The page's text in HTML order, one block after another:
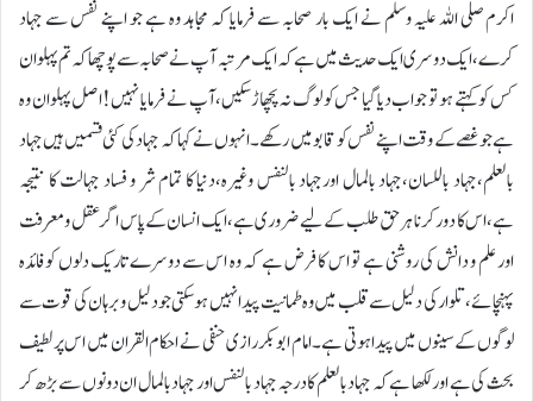
اکرم صلی اللہ علیہ وسلم نے ایک بار صحابہ سے فرمایا کہ مجاہد وہ ہے جو اپنے نفس سے جہاد
کرے،ایک دوسری ایک حدیث میں ہے کہ ایک مرتبہ آپ نے صحابہ سے پوچھا کہ تم پہلوان
کس کو کہتے ہو تو جواب دیا گیا جس کو لوگ نہ پچھاڑ سکیں،آپ نے فرمایا نہیں!اصل پہلوان وہ
ہے جو غصے کے وقت اپنے نفس کو قابو میں رکھے۔انہوں نے کہا کہ جہاد کی کئی قسمیں ہیں جہاد
بالعلم،جہاد باللسان،جہاد بالمال اورجہاد بالنفس وغیرہ،دنیا کا تمام شر و فساد جہالت کا نتیجہ
ہے،اس کا دور کرنا ہر حق طلب کے لیے ضروری ہے،ایک انسان کے پاس اگر عقل و معرفت
اور علم و دانش کی روشنی ہے تو اس کا فرض ہے کہ وہ اس سے دوسرے تاریک دلوں کو فائدہ
پہنچائے،تلوار کی دلیل سے قلب میں وہ طمانیت پیدا نہیں ہوسکتی جو دلیل و برہان کی قوت سے
لوگوں کے سینوں میں پیدا ہوتی ہے۔امام ابوبکررازی حنفی نے احکام القران میں اس پر لطیف
بحث کی ہے اور لکھا ہے کہ جہاد بالعلم کا درجہ جہاد بالنفس اور جہاد بالمال ان دونوں سے بڑھ کر